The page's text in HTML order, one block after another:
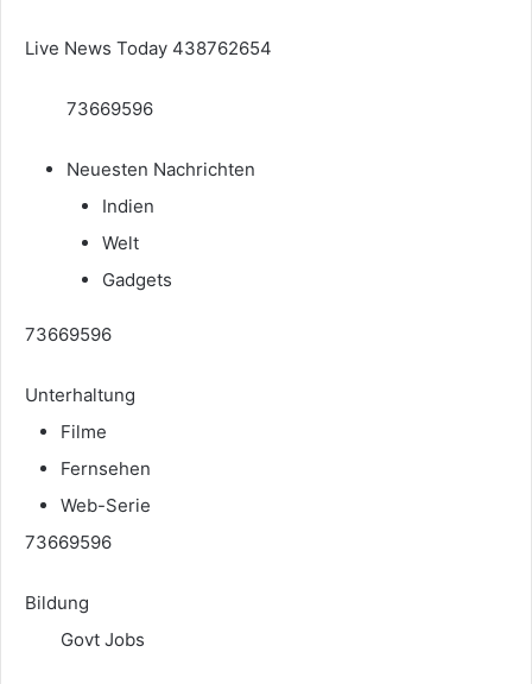
Live News Today 438762654
73669596
Neuesten Nachrichten
Indien
Welt
Gadgets
73669596
Unterhaltung
Filme
Fernsehen
Web-Serie
73669596
Bildung
Govt Jobs